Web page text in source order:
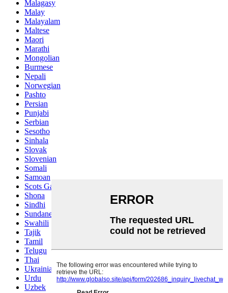
Malagasy
Malay
Malayalam
Maltese
Maori
Marathi
Mongolian
Burmese
Nepali
Norwegian
Pashto
Persian
Punjabi
Serbian
Sesotho
Sinhala
Slovak
Slovenian
Somali
Samoan
Scots Gaelic
Shona
Sindhi
Sundanese
Swahili
Tajik
Tamil
Telugu
Thai
Ukrainian
Urdu
Uzbek